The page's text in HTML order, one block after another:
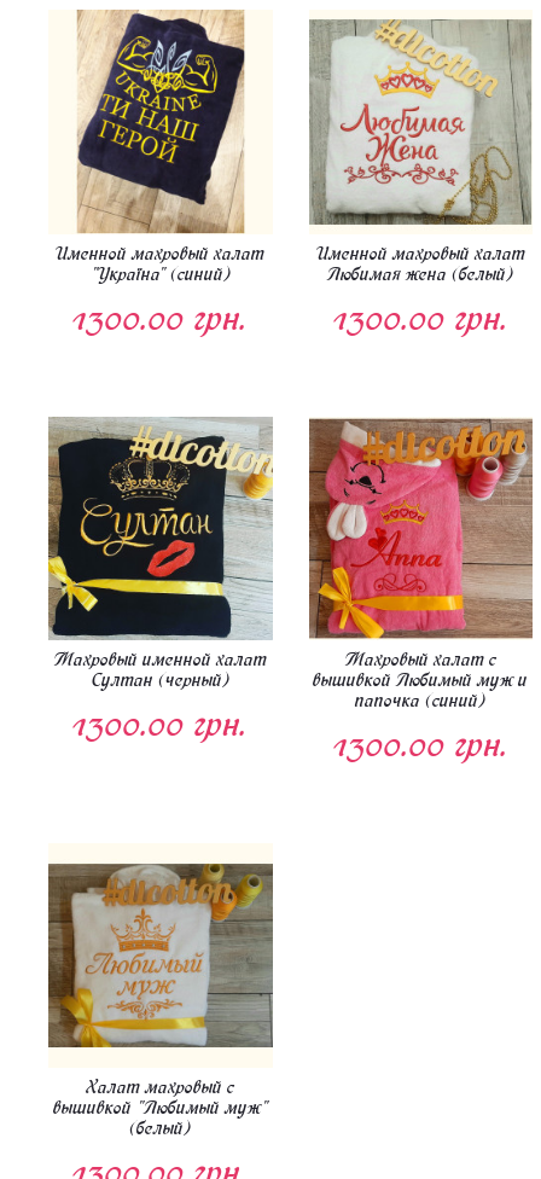
Именной махровый халат
"Україна" (синий)
1300.00 грн.
Именной махровый халат
Любимая жена (белый)
1300.00 грн.
Махровый именной халат
Султан (черный)
1300.00 грн.
Махровый халат с
вышивкой Любимый муж и
папочка (синий)
1300.00 грн.
Халат махровый с
вышивкой "Любимый муж"
(белый)